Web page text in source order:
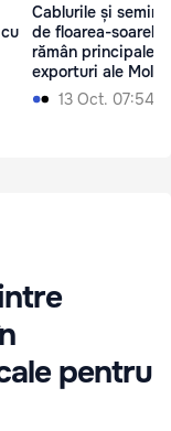
Cablurile și
de floarea-soarelui
rămân principalele
exporturi ale
13 Oct. 07:54
pentru